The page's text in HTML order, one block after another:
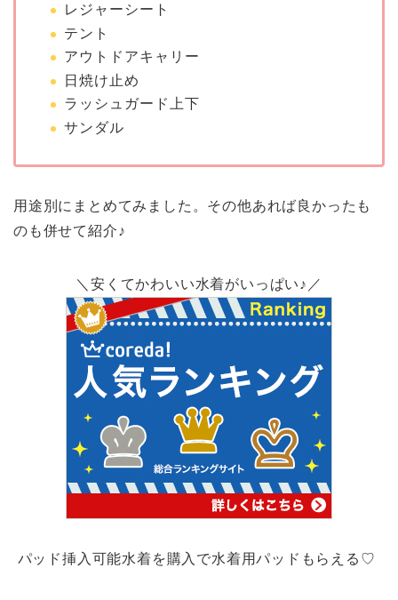
レジャーシート
テント
アウトドアキャリー
日焼け止め
ラッシュガード上下
サンダル
用途別にまとめてみました。その他あれば良かったも
のも併せて紹介♪
＼安くてかわいい水着がいっぱい♪／
パッド挿入可能水着を購入で水着用パッドもらえる♡